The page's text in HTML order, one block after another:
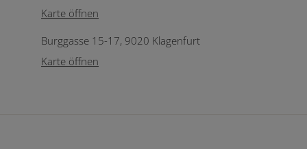
Karte öffnen
Burggasse 15-17, 9020 Klagenfurt
Karte öffnen